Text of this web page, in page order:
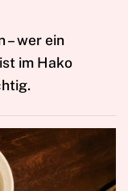
– wer ein
im Hako